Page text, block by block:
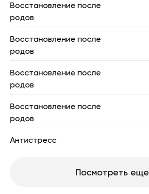
Восстановление после
родов
Восстановление после
родов
Восстановление после
родов
Восстановление после
родов
Антистресс
Посмотреть еще